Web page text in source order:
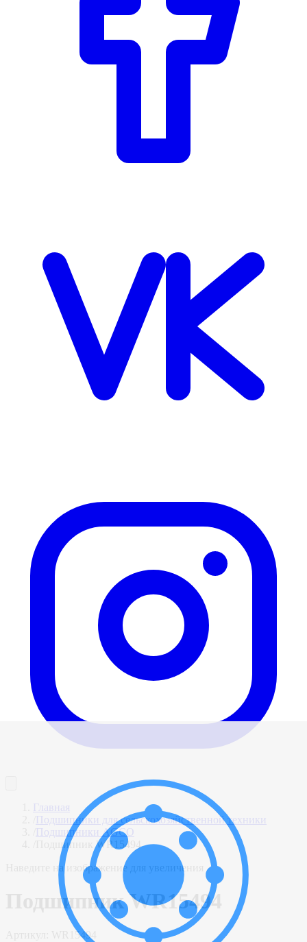
Главная
Подшипники для сельскохозяйственной техники
Подшипники AGCO
Подшипник WR15494
Наведите на изображение для увеличения
Подшипник WR15494
WR15494